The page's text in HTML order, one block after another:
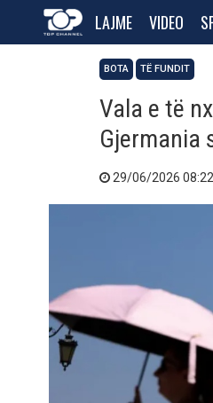
LAJME VIDEO
BOTA TË FUNDIT
Vala e të
Gjermania
29/06/2026 08:22